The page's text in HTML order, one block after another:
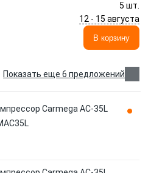
5 шт.
12 - 15 августа
В корзину
Показать еще 6 предложений
Carmega AC-35L